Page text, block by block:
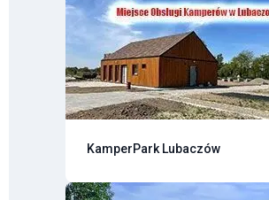
KamperPark Lubaczów